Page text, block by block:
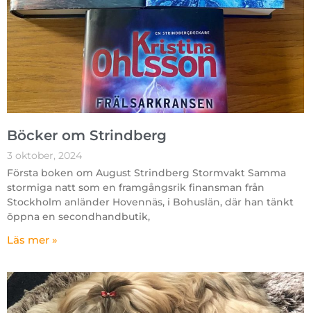
Böcker om Strindberg
3 oktober, 2024
Första boken om August Strindberg Stormvakt Samma
stormiga natt som en framgångsrik finansman från
Stockholm anländer Hovennäs, i Bohuslän, där han tänkt
öppna en secondhandbutik,
Läs mer »